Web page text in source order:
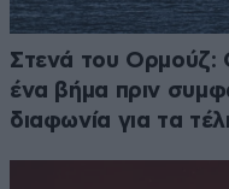
Στενά του Ορμούζ:
ένα βήμα πριν
διαφωνία για τα